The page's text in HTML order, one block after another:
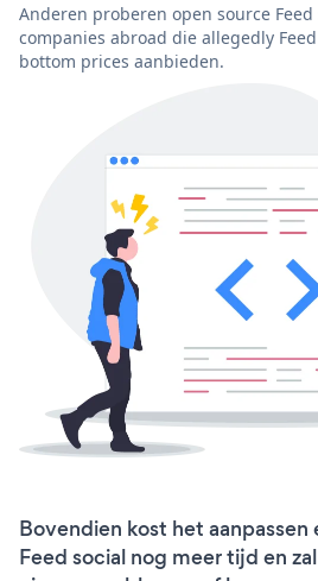
Anderen proberen open source
companies abroad die allegedly
bottom prices aanbieden.
Bovendien kost het
Feed social nog meer tijd en